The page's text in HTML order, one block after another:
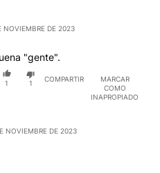
NOVIEMBRE DE 2023
"gente".
1 1
COMPARTIR
MARCAR
COMO
INAPROPIADO
NOVIEMBRE DE 2023